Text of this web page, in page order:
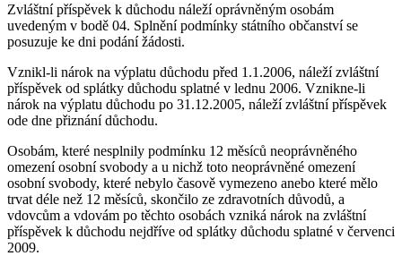
Zvláštní příspěvek k důchodu náleží oprávněným osobám
uvedeným v bodě 04. Splnění podmínky státního občanství se
posuzuje ke dni podání žádosti.
Vznikl-li nárok na výplatu důchodu před 1.1.2006, náleží zvláštní
příspěvek od splátky důchodu splatné v lednu 2006. Vznikne-li
nárok na výplatu důchodu po 31.12.2005, náleží zvláštní příspěvek
ode dne přiznání důchodu.
Osobám, které nesplnily podmínku 12 měsíců neoprávněného
omezení osobní svobody a u nichž toto neoprávněné omezení
osobní svobody, které nebylo časově vymezeno anebo které mělo
trvat déle než 12 měsíců, skončilo ze zdravotních důvodů, a
vdovcům a vdovám po těchto osobách vzniká nárok na zvláštní
příspěvek k důchodu nejdříve od splátky důchodu splatné v červenci
2009.